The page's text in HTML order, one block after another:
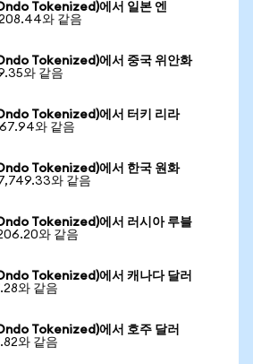
Tokenized)에서 일본 엔
와 같음
Tokenized)에서 중국 위안화
와 같음
Tokenized)에서 터키 리라
와 같음
Tokenized)에서 한국 원화
와 같음
Tokenized)에서 러시아 루블
와 같음
Tokenized)에서 캐나다 달러
와 같음
Tokenized)에서 호주 달러
와 같음